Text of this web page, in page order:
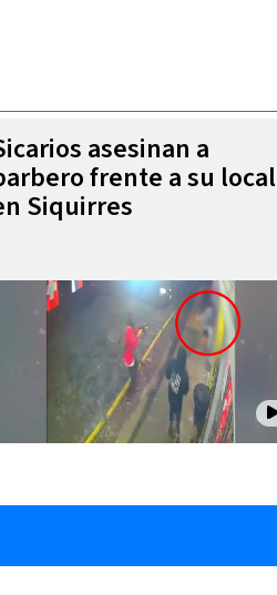
asesinan a
frente a su local
Siquirres